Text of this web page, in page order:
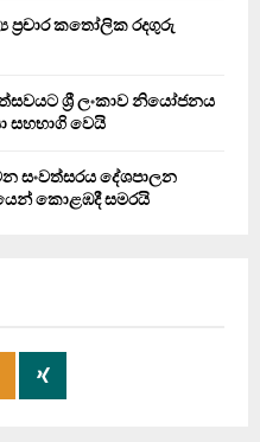
ප්‍රචාර කතෝලික රදගුරු
ශ්‍රී ලංකාව නියෝජනය
සහභාගි වෙයි
සංවත්සරය දේශපාලන
කොළඹදී සමරයි